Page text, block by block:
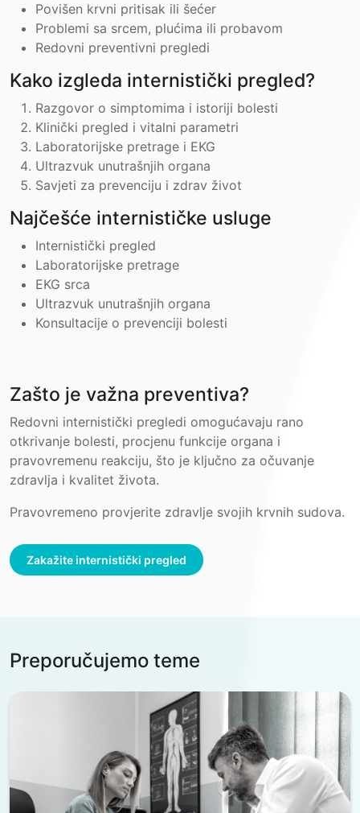
Povišen krvni pritisak ili šećer
Problemi sa srcem, plućima ili probavom
Redovni preventivni pregledi
Kako izgleda internistički pregled?
Razgovor o simptomima i istoriji bolesti
Klinički pregled i vitalni parametri
Laboratorijske pretrage i EKG
Ultrazvuk unutrašnjih organa
Savjeti za prevenciju i zdrav život
Najčešće internističke usluge
Internistički pregled
Laboratorijske pretrage
EKG srca
Ultrazvuk unutrašnjih organa
Konsultacije o prevenciji bolesti
Zašto je važna preventiva?
Redovni internistički pregledi omogućavaju rano
otkrivanje bolesti, procjenu funkcije organa i
pravovremenu reakciju, što je ključno za očuvanje
zdravlja i kvalitet života.
Pravovremeno provjerite zdravlje svojih krvnih sudova.
Zakažite internistički pregled
Preporučujemo teme